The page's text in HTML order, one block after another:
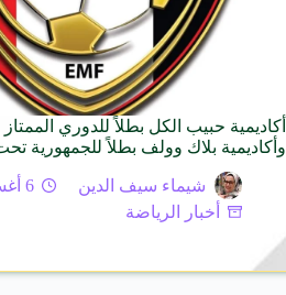
أكاديمية حبيب الكل بطلاً للدوري
وأكاديمية بلاك وولف بطلاً للجمهورية تحت 17
شيماء سيف الدين
6 أغسطس 2026
أخبار الرياضة